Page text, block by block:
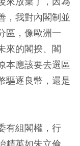
，我對內閣制並
區，像歐洲一
來的閣揆、閣
本應該要去選區
驅逐良幣，還是
有組閣權，行